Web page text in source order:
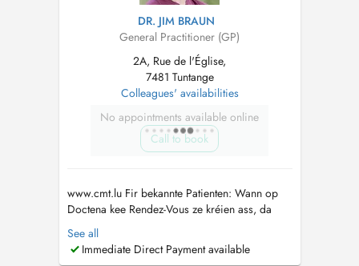
DR. JIM BRAUN
General Practitioner (GP)
2A, Rue de l'Église,
7481 Tuntange
Colleagues' availabilities
No appointments available online
Call to book
www.cmt.lu Fir bekannte Patienten: Wann op
Doctena kee Rendez-Vous ze kréien ass, da
rufft eis gären un. Pour patients connus: Si
vous ne trouvez pas de rendez-vous sur
Doctena, n'hésitez pas de nous appeler....
See all
Immediate Direct Payment available